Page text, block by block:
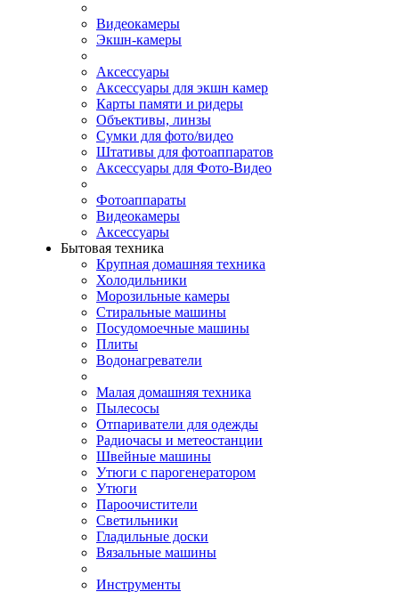
Видеокамеры
Экшн-камеры
Аксессуары
Аксессуары для экшн камер
Карты памяти и ридеры
Объективы, линзы
Сумки для фото/видео
Штативы для фотоаппаратов
Аксессуары для Фото-Видео
Фотоаппараты
Видеокамеры
Аксессуары
Бытовая техника
Крупная домашняя техника
Холодильники
Морозильные камеры
Стиральные машины
Посудомоечные машины
Плиты
Водонагреватели
Малая домашняя техника
Пылесосы
Отпариватели для одежды
Радиочасы и метеостанции
Швейные машины
Утюги с парогенератором
Утюги
Пароочистители
Светильники
Гладильные доски
Вязальные машины
Инструменты